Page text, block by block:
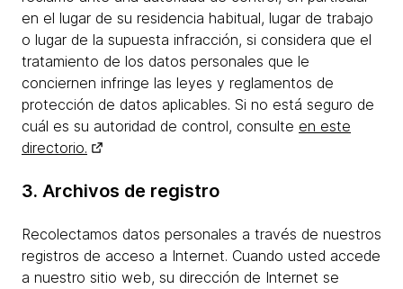
en el lugar de su residencia habitual, lugar de trabajo
o lugar de la supuesta infracción, si considera que el
tratamiento de los datos personales que le
conciernen infringe las leyes y reglamentos de
protección de datos aplicables. Si no está seguro de
cuál es su autoridad de control, consulte en este
directorio.
3. Archivos de registro
Recolectamos datos personales a través de nuestros
registros de acceso a Internet. Cuando usted accede
a nuestro sitio web, su dirección de Internet se